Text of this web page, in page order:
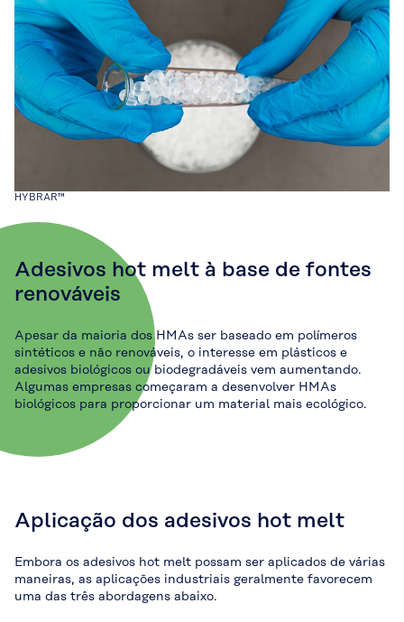
HYBRAR™
Adesivos hot melt à base de fontes
renováveis
Apesar da maioria dos HMAs ser baseado em polímeros
sintéticos e não renováveis, o interesse em plásticos e
adesivos biológicos ou biodegradáveis vem aumentando.
Algumas empresas começaram a desenvolver HMAs
biológicos para proporcionar um material mais ecológico.
Aplicação dos adesivos hot melt
Embora os adesivos hot melt possam ser aplicados de várias
maneiras, as aplicações industriais geralmente favorecem
uma das três abordagens abaixo.